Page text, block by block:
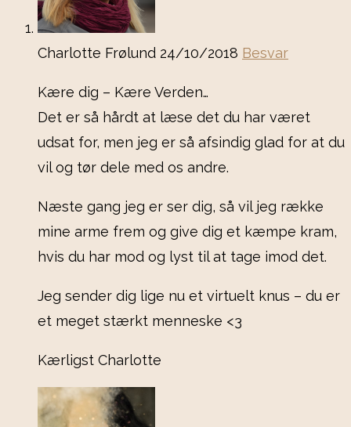
Charlotte Frølund 24/10/2018 Besvar
Kære dig – Kære Verden…
Det er så hårdt at læse det du har været
udsat for, men jeg er så afsindig glad for at du
vil og tør dele med os andre.
Næste gang jeg er ser dig, så vil jeg række
mine arme frem og give dig et kæmpe kram,
hvis du har mod og lyst til at tage imod det.
Jeg sender dig lige nu et virtuelt knus – du er
et meget stærkt menneske <3
Kærligst Charlotte